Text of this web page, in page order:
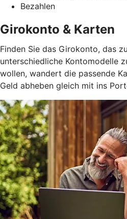
Bezahlen
Girokonto & Karten
Finden Sie das Girokonto, das
unterschiedliche Kontomodelle
wollen, wandert die passende
Geld abheben gleich mit ins